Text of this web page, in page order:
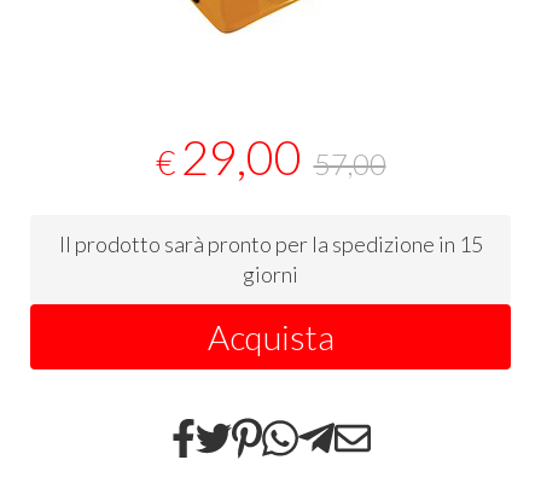
€ 29,00 57,00
Il prodotto sarà pronto per la spedizione in 15
giorni
Acquista